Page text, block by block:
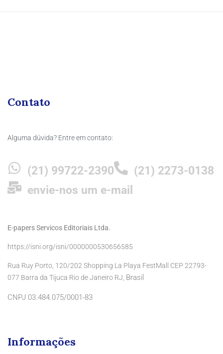
Contato
Alguma dúvida? Entre em contato:
(21) 99722-2390
(21) 2273-0138
envie-nos um e-mail
E-papers Servicos Editoriais Ltda.
https://isni.org/isni/0000000530656585
Rua Ruy Porto, 120/202 Shopping La Playa FestMall CEP 22793-
077 Barra da Tijuca Rio de Janeiro RJ, Brasil
CNPJ 03.484.075/0001-83
Informações